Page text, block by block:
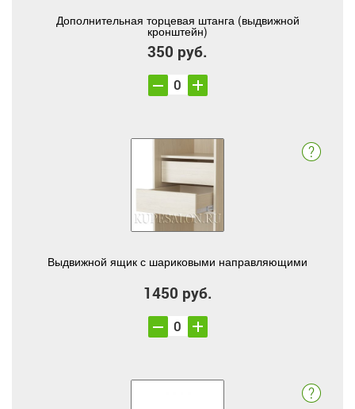
Дополнительная торцевая штанга (выдвижной
кронштейн)
350 руб.
Выдвижной ящик с шариковыми направляющими
1450 руб.